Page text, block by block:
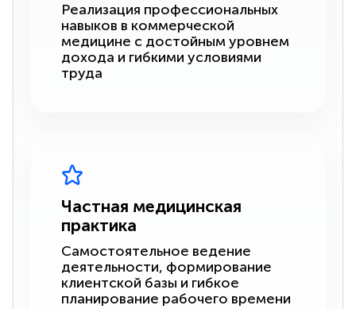
Реализация профессиональных
навыков в коммерческой
медицине с достойным уровнем
дохода и гибкими условиями
труда
Частная медицинская
практика
Самостоятельное ведение
деятельности, формирование
клиентской базы и гибкое
планирование рабочего времени